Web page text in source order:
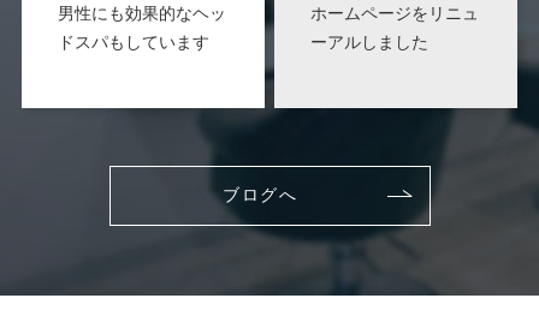
男性にも効果的なヘッ
ドスパもしています
ホームページをリニュ
ーアルしました
ブログへ